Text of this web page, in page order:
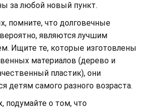
за любой новый пункт.
помните, что долговечные
являются лучшим
Ищите те, которые изготовлены
материалов (дерево и
пластик), они
детям самого разного возраста.
подумайте о том, что